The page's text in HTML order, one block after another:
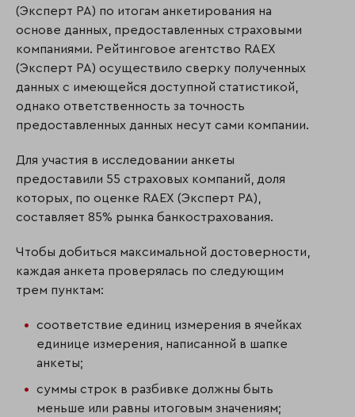
(Эксперт РА) по итогам анкетирования на
основе данных, предоставленных страховыми
компаниями. Рейтинговое агентство RAEX
(Эксперт РА) осуществило сверку полученных
данных с имеющейся доступной статистикой,
однако ответственность за точность
предоставленных данных несут сами компании.
Для участия в исследовании анкеты
предоставили 55 страховых компаний, доля
которых, по оценке RAEX (Эксперт РА),
составляет 85% рынка банкострахования.
Чтобы добиться максимальной достоверности,
каждая анкета проверялась по следующим
трем пунктам:
соответствие единиц измерения в ячейках
единице измерения, написанной в шапке
анкеты;
суммы строк в разбивке должны быть
меньше или равны итоговым значениям;